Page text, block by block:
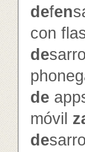
defen
con
de
de
móvil
de